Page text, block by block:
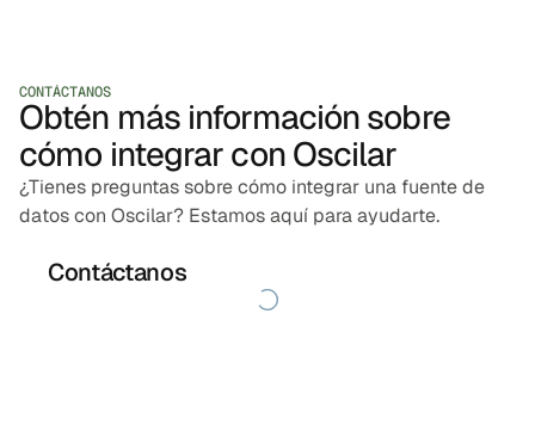
CONTÁCTANOS
Obtén más información sobre
cómo integrar con Oscilar
¿Tienes preguntas sobre cómo integrar una fuente de
datos con Oscilar? Estamos aquí para ayudarte.
Contáctanos